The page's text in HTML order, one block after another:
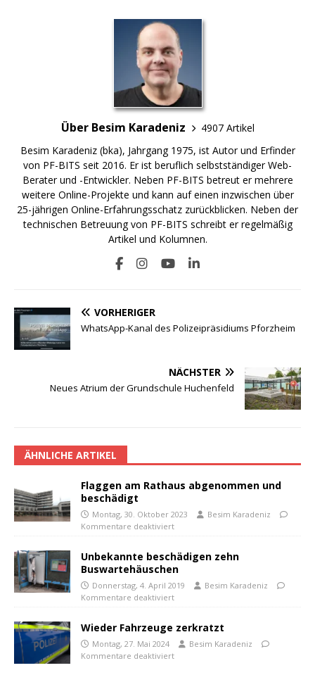
Über Besim Karadeniz
4907 Artikel
Besim Karadeniz (bka), Jahrgang 1975, ist Autor und Erfinder
von PF-BITS seit 2016. Er ist beruflich selbstständiger Web-
Berater und -Entwickler. Neben PF-BITS betreut er mehrere
weitere Online-Projekte und kann auf einen inzwischen über
25-jährigen Online-Erfahrungsschatz zurückblicken. Neben der
technischen Betreuung von PF-BITS schreibt er regelmäßig
Artikel und Kolumnen.
VORHERIGER
WhatsApp-Kanal des Polizeipräsidiums Pforzheim
NÄCHSTER
Neues Atrium der Grundschule Huchenfeld
ÄHNLICHE ARTIKEL
Flaggen am Rathaus abgenommen und
beschädigt
Montag, 30. Oktober 2023
Besim Karadeniz
Kommentare deaktiviert
Unbekannte beschädigen zehn
Buswartehäuschen
Donnerstag, 4. April 2019
Besim Karadeniz
Kommentare deaktiviert
Wieder Fahrzeuge zerkratzt
Montag, 27. Mai 2024
Besim Karadeniz
Kommentare deaktiviert